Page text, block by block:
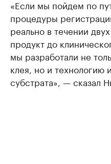
«Если мы пойдем по
процедуры
реально в течении
продукт до
мы разработали не
клея, но и технологию
субстрата», — сказал